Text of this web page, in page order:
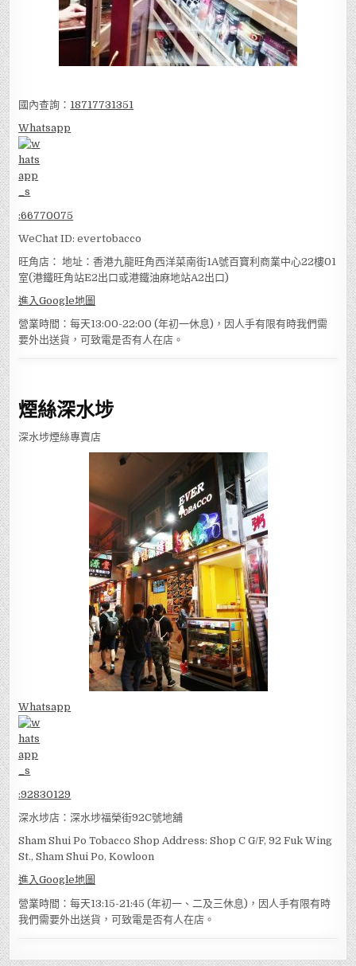
國內查詢： 18717731351
Whatsapp
:66770075
WeChat ID: evertobacco
旺角店： 地址：香港九龍旺角西洋菜南街1A號百寶利商業中心22樓01
室(港鐵旺角站E2出口或港鐵油麻地站A2出口)
進入Google地圖
營業時間：每天13:00-22:00 (年初一休息)，因人手有限有時我們需
要外出送貨，可致電是否有人在店。
煙絲深水埗
深水埗煙絲專賣店
Whatsapp
:92830129
深水埗店：深水埗福榮街92C號地舖
Sham Shui Po Tobacco Shop Address: Shop C G/F, 92 Fuk Wing
St., Sham Shui Po, Kowloon
進入Google地圖
營業時間：每天13:15-21:45 (年初一、二及三休息)，因人手有限有時
我們需要外出送貨，可致電是否有人在店。